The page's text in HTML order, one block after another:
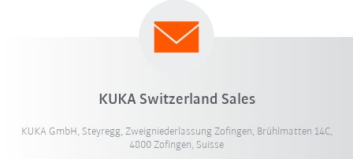
KUKA Switzerland Sales
KUKA GmbH, Steyregg, Zweigniederlassung Zofingen, Brühlmatten 14C,
4800 Zofingen, Suisse